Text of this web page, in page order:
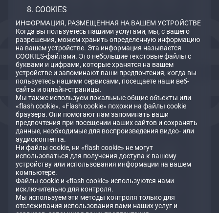
COOKIES
ИНФОРМАЦИЯ, РАЗМЕЩЕННАЯ НА ВАШЕМ УСТРОЙСТВЕ
Когда вы пользуетесь нашими услугами, мы, с вашего
разрешения, можем хранить определенную информацию
на вашем устройстве. Эта информация называется
COOKIES-файлами. Это небольшие текстовые файлы с
буквами и цифрами, которые хранятся на вашем
устройстве и запоминают ваши предпочтения, когда вы
пользуетесь нашими сервисами, посещаете наши веб-
сайты и онлайн-страницы.
Мы также используем локальные общие объекты или
«flash cookie». «Flash cookie» похожи на файлы cookie
браузера. Они помогают нам запоминать ваши
предпочтения при посещении наших сайтов и сохранять
данные, необходимые для воспроизведения видео- или
аудиоконтента.
Ни файлы cookie, ни «flash cookie» не могут
использоваться для получения доступа к вашему
устройству или использования информации на вашем
компьютере.
Файлы cookie и «flash cookie» используются нами
исключительно для контроля.
Мы используем эти методы контроля только для
отслеживания использования вами наших услуг и